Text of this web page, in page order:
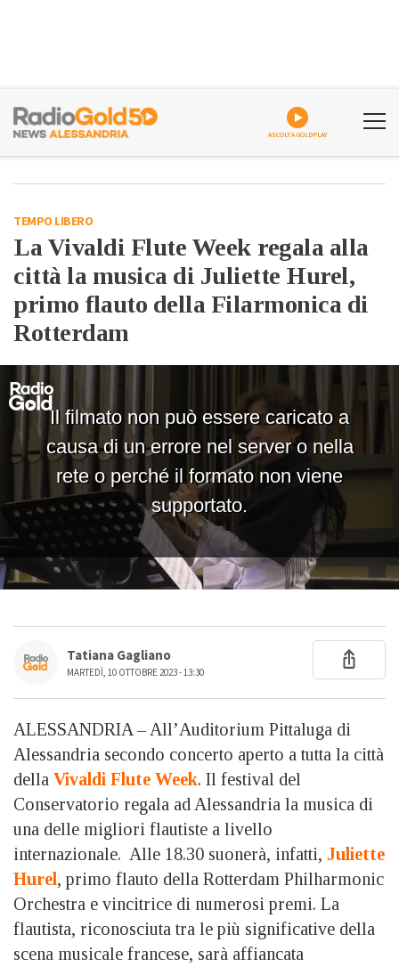
ASCOLTA GOLDPLAY
TEMPO LIBERO
La Vivaldi Flute Week regala alla
città la musica di Juliette Hurel,
primo flauto della Filarmonica di
Rotterdam
Tatiana Gagliano
MARTEDÌ, 10 OTTOBRE 2023 - 13:30
ALESSANDRIA – All’Auditorium Pittaluga di
Alessandria secondo concerto aperto a tutta la città
della Vivaldi Flute Week. Il festival del
Conservatorio regala ad Alessandria la musica di
una delle migliori flautiste a livello
internazionale. Alle 18.30 suonerà, infatti, Juliette
Hurel , primo flauto della Rotterdam Philharmonic
Orchestra e vincitrice di numerosi premi. La
flautista, riconosciuta tra le più significative della
scena musicale francese, sarà affiancata